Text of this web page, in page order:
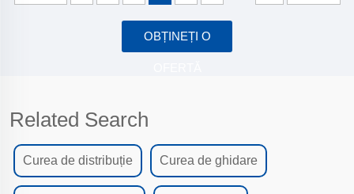
OBȚINEȚI O
Related Search
Curea de distribuție Curea de ghidare